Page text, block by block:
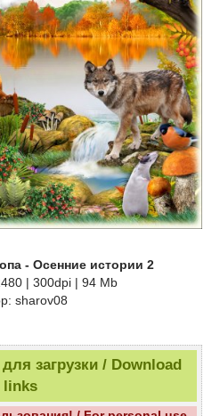
- Осенние истории 2
| 300dpi | 94 Mb
sharov08
загрузки / Download
links